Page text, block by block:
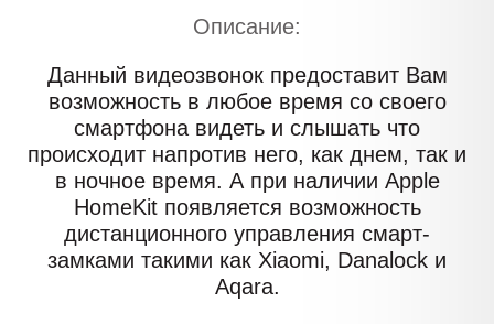
Описание:
Данный видеозвонок предоставит Вам
возможность в любое время со своего
смартфона видеть и слышать что
происходит напротив него, как днем, так и
в ночное время. А при наличии Apple
HomeKit появляется возможность
дистанционного управления смарт-
замками такими как Xiaomi, Danalock и
Aqara.